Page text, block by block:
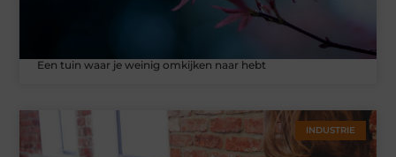
Een tuin waar je weinig omkijken naar hebt
INDUSTRIE